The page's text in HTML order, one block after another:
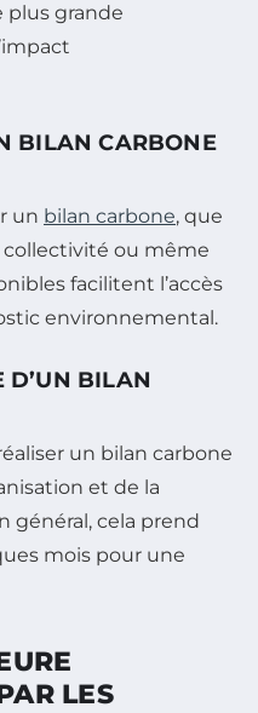
plus grande
BILAN CARBONE
un bilan carbone, que
ou même
facilitent l’accès
environnemental.
D’UN BILAN
un bilan carbone
et de la
général, cela prend
mois pour une
LES